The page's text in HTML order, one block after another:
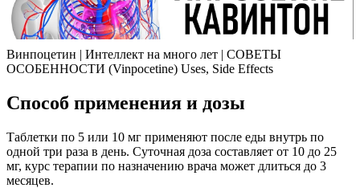
Винпоцетин | Интеллект на много лет | СОВЕТЫ
ОСОБЕННОСТИ (Vinpocetine) Uses, Side Effects
Способ применения и дозы
Таблетки по 5 или 10 мг применяют после еды внутрь по
одной три раза в день. Суточная доза составляет от 10 до 25
мг, курс терапии по назначению врача может длиться до 3
месяцев.